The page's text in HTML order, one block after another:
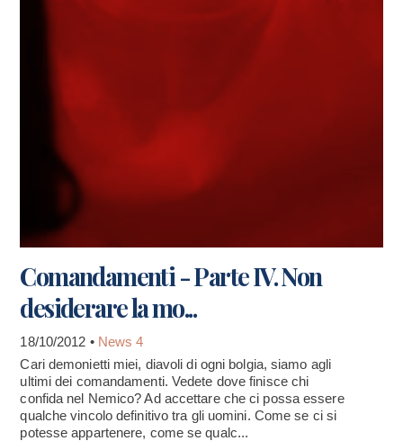
Comandamenti - Parte IV. Non
desiderare la mo...
18/10/2012 • News 4
Cari demonietti miei, diavoli di ogni bolgia, siamo agli
ultimi dei comandamenti. Vedete dove finisce chi
confida nel Nemico? Ad accettare che ci possa essere
qualche vincolo definitivo tra gli uomini. Come se ci si
potesse appartenere, come se qualc...